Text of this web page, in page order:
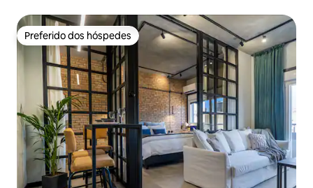
Preferido dos hóspedes
Preferido dos hóspedes